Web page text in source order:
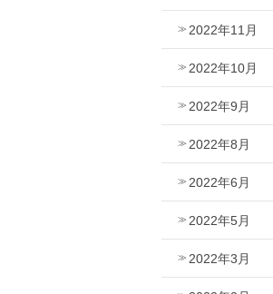
2022年11月
2022年10月
2022年9月
2022年8月
2022年6月
2022年5月
2022年3月